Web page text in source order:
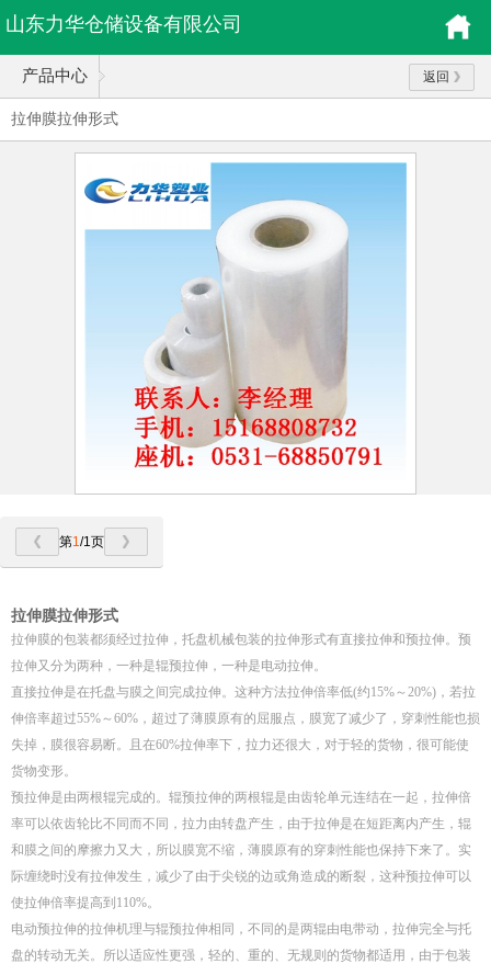
山东力华仓储设备有限公司
产品中心 返回
拉伸膜拉伸形式
第1/1页
拉伸膜拉伸形式
拉伸膜的包装都须经过拉伸，托盘机械包装的拉伸形式有直接拉伸和预拉伸。预
拉伸又分为两种，一种是辊预拉伸，一种是电动拉伸。
直接拉伸是在托盘与膜之间完成拉伸。这种方法拉伸倍率低(约15%～20%)，若拉
伸倍率超过55%～60%，超过了薄膜原有的屈服点，膜宽了减少了，穿刺性能也损
失掉，膜很容易断。且在60%拉伸率下，拉力还很大，对于轻的货物，很可能使
货物变形。
预拉伸是由两根辊完成的。辊预拉伸的两根辊是由齿轮单元连结在一起，拉伸倍
率可以依齿轮比不同而不同，拉力由转盘产生，由于拉伸是在短距离内产生，辊
和膜之间的摩擦力又大，所以膜宽不缩，薄膜原有的穿刺性能也保持下来了。实
际缠绕时没有拉伸发生，减少了由于尖锐的边或角造成的断裂，这种预拉伸可以
使拉伸倍率提高到110%。
电动预拉伸的拉伸机理与辊预拉伸相同，不同的是两辊由电带动，拉伸完全与托
盘的转动无关。所以适应性更强，轻的、重的、无规则的货物都适用，由于包装